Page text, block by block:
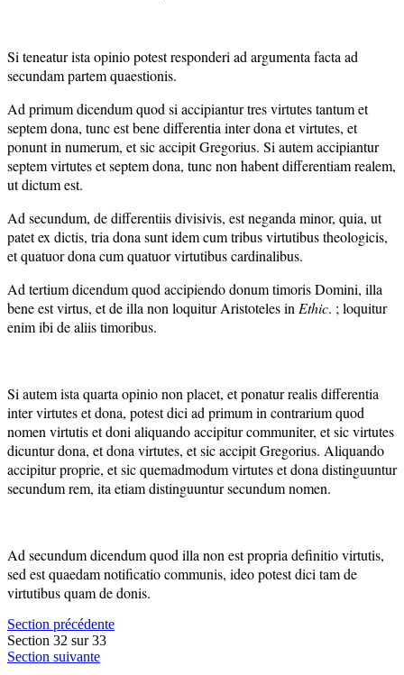
Si teneatur ista opinio potest responderi ad argumenta facta ad
secundam partem quaestionis.
Ad primum dicendum quod si accipiantur tres virtutes tantum et
septem dona, tunc est bene differentia inter dona et virtutes, et
ponunt in numerum, et sic accipit Gregorius. Si autem accipiantur
septem virtutes et septem dona, tunc non habent differentiam realem,
ut dictum est.
Ad secundum, de differentiis divisivis, est neganda minor, quia, ut
patet ex dictis, tria dona sunt idem cum tribus virtutibus theologicis,
et quatuor dona cum quatuor virtutibus cardinalibus.
Ad tertium dicendum quod accipiendo donum timoris Domini, illa
bene est virtus, et de illa non loquitur Aristoteles in Ethic. ; loquitur
enim ibi de aliis timoribus.
Si autem ista quarta opinio non placet, et ponatur realis differentia
inter virtutes et dona, potest dici ad primum in contrarium quod
nomen virtutis et doni aliquando accipitur communiter, et sic virtutes
dicuntur dona, et dona virtutes, et sic accipit Gregorius. Aliquando
accipitur proprie, et sic quemadmodum virtutes et dona distinguuntur
secundum rem, ita etiam distinguuntur secundum nomen.
Ad secundum dicendum quod illa non est propria definitio virtutis,
sed est quaedam notificatio communis, ideo potest dici tam de
virtutibus quam de donis.
Section précédente
Section 32 sur 33
Section suivante